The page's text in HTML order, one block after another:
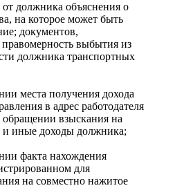
должника объяснения о
на которое может быть
документов,
выбытия из
должника транспортных
места получения дохода
в адрес работодателя
обращении взыскания на
и иные доходы должника;
факта нахождения
для
на совместно нажитое